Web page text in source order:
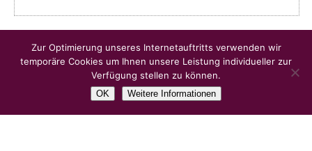
Ältere Artikel
Zur Optimierung unseres Internetauftritts verwenden wir
temporäre Cookies um Ihnen unsere Leistung individueller zur
Verfügung stellen zu können.
OK Weitere Informationen